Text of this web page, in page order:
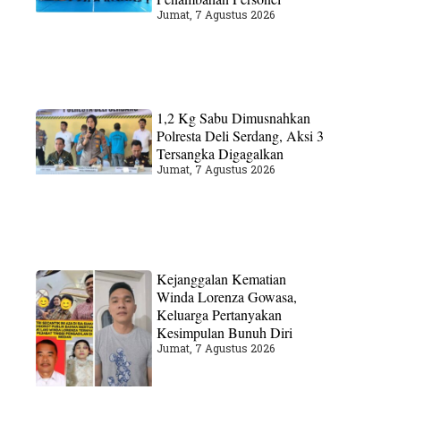
Jumat, 7 Agustus 2026
1,2 Kg Sabu Dimusnahkan
Polresta Deli Serdang, Aksi 3
Tersangka Digagalkan
Jumat, 7 Agustus 2026
Kejanggalan Kematian
Winda Lorenza Gowasa,
Keluarga Pertanyakan
Kesimpulan Bunuh Diri
Jumat, 7 Agustus 2026